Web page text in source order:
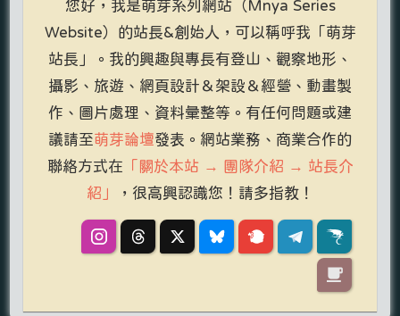
您好，我是萌芽系列網站（Mnya Series
Website）的站長&創始人，可以稱呼我「萌芽
站長」。我的興趣與專長有登山、觀察地形、
攝影、旅遊、網頁設計＆架設＆經營、動畫製
作、圖片處理、資料彙整等。有任何問題或建
議請至萌芽論壇發表。網站業務、商業合作的
聯絡方式在 「關於本站 → 團隊介紹 → 站長介
紹」
，很高興認識您！請多指教！